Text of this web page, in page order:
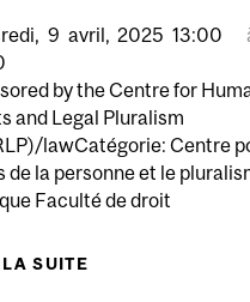
AUX ÉTUDES
DE RECHERCHE
9 avril, 2025 13:00
by the Centre for
and Legal Pluralism
lawCatégorie: Centre
de la personne et le
Faculté de droit
LA SUITE